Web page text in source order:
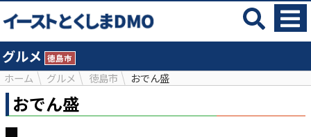
グルメ 徳島市
ホーム グルメ 徳島市 おでん盛
おでん盛